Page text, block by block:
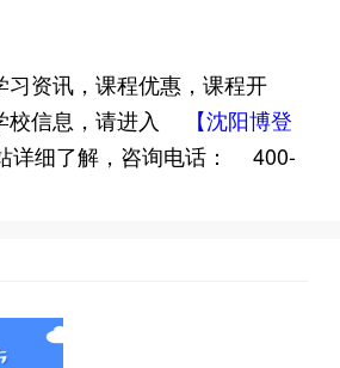
习资讯，课程优惠，课程开
信息，请进入
【沈阳博登
详细了解，咨询电话：
400-